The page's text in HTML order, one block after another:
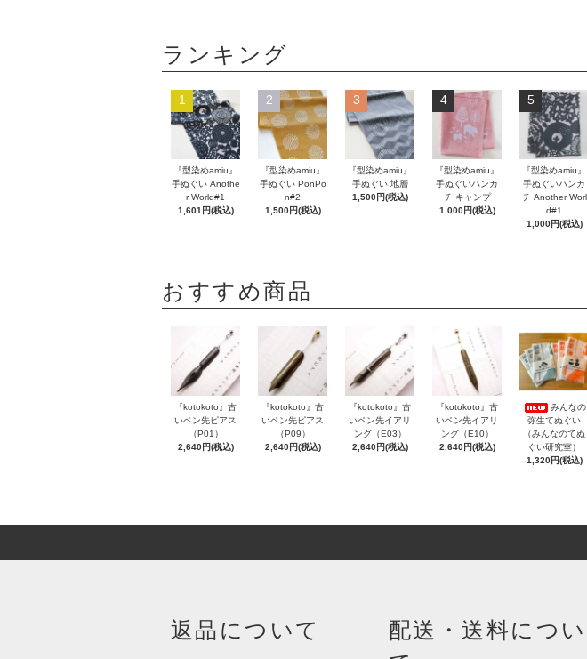
ランキング
1
『型染めamiu』
手ぬぐい Anothe
r World#1
1,601円(税込)
2
『型染めamiu』
手ぬぐい PonPo
n#2
1,500円(税込)
3
『型染めamiu』
手ぬぐい 地層
1,500円(税込)
4
『型染めamiu』
手ぬぐいハンカ
チ キャンプ
1,000円(税込)
5
『型染めamiu』
手ぬぐいハンカ
チ Another Worl
d#1
1,000円(税込)
おすすめ商品
『kotokoto』古
いペン先ピアス
（P01）
2,640円(税込)
『kotokoto』古
いペン先ピアス
（P09）
2,640円(税込)
『kotokoto』古
いペン先イアリ
ング（E03）
2,640円(税込)
『kotokoto』古
いペン先イアリ
ング（E10）
2,640円(税込)
みんなの
弥生てぬぐい
（みんなのてぬ
ぐい研究室）
1,320円(税込)
返品について
配送・送料につい